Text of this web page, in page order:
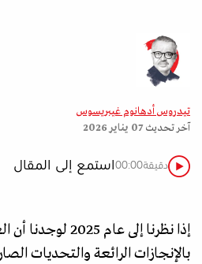
تيدروس أدهانوم غيبريسوس
آخر تحديث07 يناير 2026
استمع إلى المقال 00:00دقيقة
إذا نظرنا إلى عام
بالإنجازات الرائعة والتحديات